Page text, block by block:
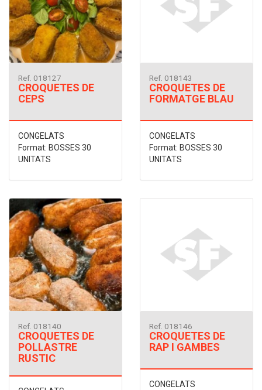
Ref. 018127
CROQUETES DE
CEPS
CONGELATS
Format: BOSSES 30
UNITATS
Ref. 018143
CROQUETES DE
FORMATGE BLAU
CONGELATS
Format: BOSSES 30
UNITATS
Ref. 018140
CROQUETES DE
POLLASTRE
RUSTIC
Ref. 018146
CROQUETES DE
RAP I GAMBES
CONGELATS